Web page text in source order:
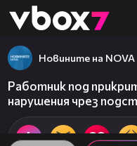
👾
Новините на NOVA
Работник под
нарушения чрез